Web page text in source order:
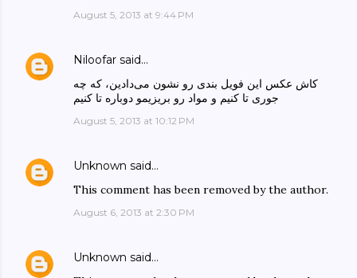
August 5, 2013 at 9:44 PM
Niloofar said…
کاش عکس این فویل بندی رو نشون می‌‌دادین، که چه
جوری تا کنیم و مواد رو بریزیمو دوباره تا کنیم
August 5, 2013 at 10:12 PM
Unknown said…
This comment has been removed by the author.
August 6, 2013 at 2:30 PM
Unknown said…